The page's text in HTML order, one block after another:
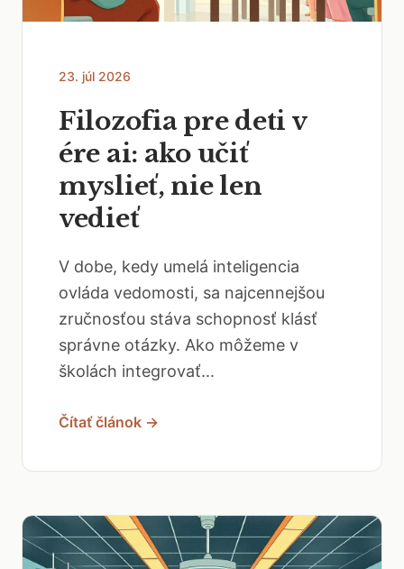
23. júl 2026
Filozofia pre deti v
ére ai: ako učiť
myslieť, nie len
vedieť
V dobe, kedy umelá inteligencia
ovláda vedomosti, sa najcennejšou
zručnosťou stáva schopnosť klásť
správne otázky. Ako môžeme v
školách integrovať...
Čítať článok →